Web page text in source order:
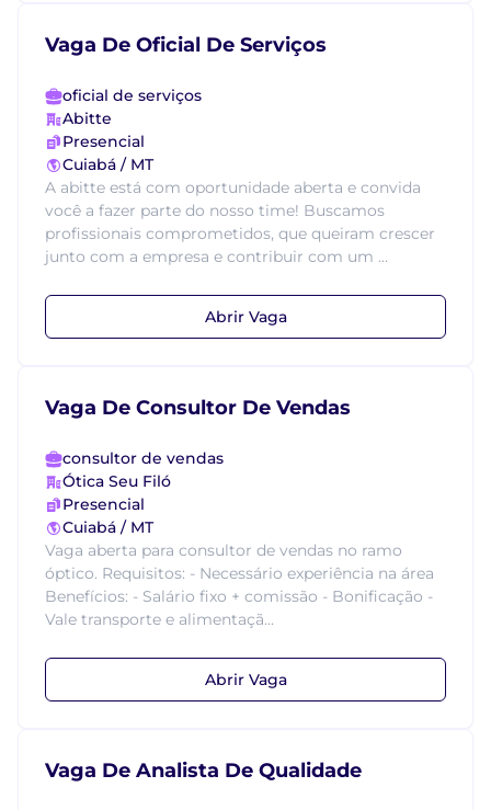
Vaga De Oficial De Serviços
oficial de serviços
Abitte
Presencial
Cuiabá / MT
A abitte está com oportunidade aberta e convida
você a fazer parte do nosso time! Buscamos
profissionais comprometidos, que queiram crescer
junto com a empresa e contribuir com um ...
Abrir Vaga
Vaga De Consultor De Vendas
consultor de vendas
Ótica Seu Filó
Presencial
Cuiabá / MT
Vaga aberta para consultor de vendas no ramo
óptico. Requisitos: - Necessário experiência na área
Benefícios: - Salário fixo + comissão - Bonificação -
Vale transporte e alimentaçã...
Abrir Vaga
Vaga De Analista De Qualidade